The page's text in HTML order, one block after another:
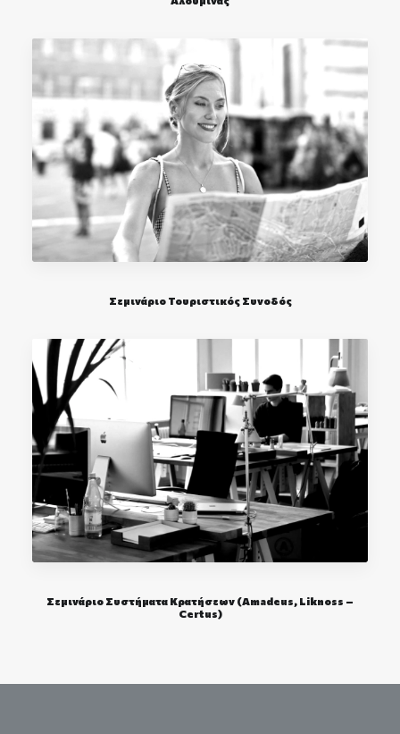
Σεμινάριο Τουριστικός Συνοδός
Σεμινάριο Συστήματα Κρατήσεων (Amadeus, Liknoss –
Certus)